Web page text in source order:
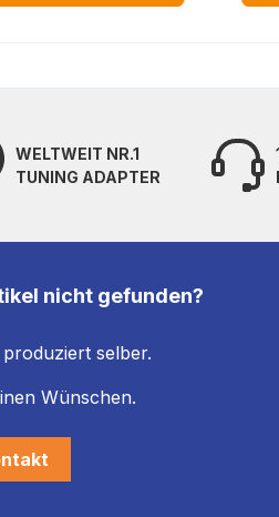
WELTWEIT NR.1
TUNING ADAPTER
nicht gefunden?
selber.
Wünschen.